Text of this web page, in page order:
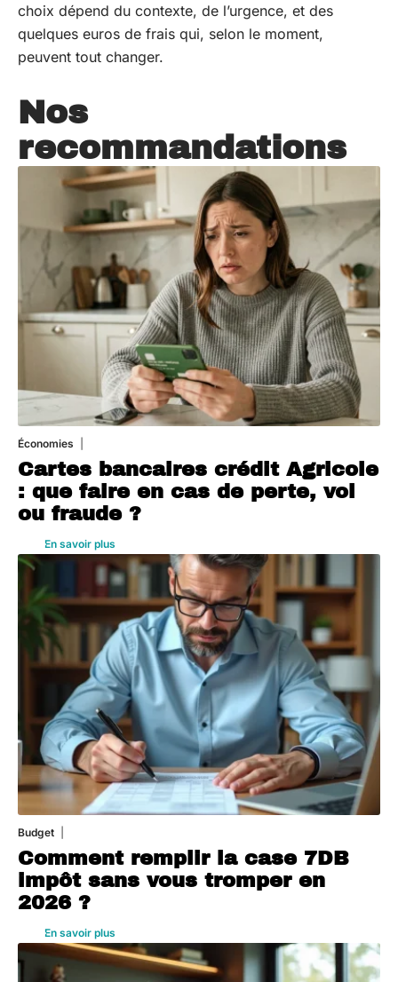
choix dépend du contexte, de l’urgence, et des
quelques euros de frais qui, selon le moment,
peuvent tout changer.
Nos
recommandations
Économies
Cartes bancaires crédit Agricole
: que faire en cas de perte, vol
ou fraude ?
En savoir plus
Budget
Comment remplir la case 7DB
impôt sans vous tromper en
2026 ?
En savoir plus